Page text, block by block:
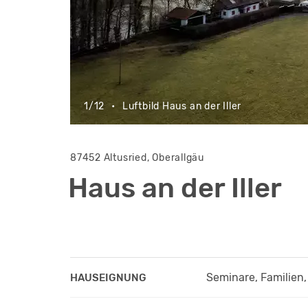
1/12 • Luftbild Haus an der Iller
87452 Altusried, Oberallgäu
Haus an der Iller
HAUSEIGNUNG Seminare,